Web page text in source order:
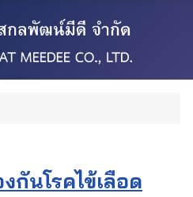
กันโรคไข้เลือด